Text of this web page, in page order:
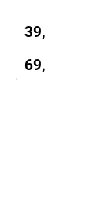
39,
69,